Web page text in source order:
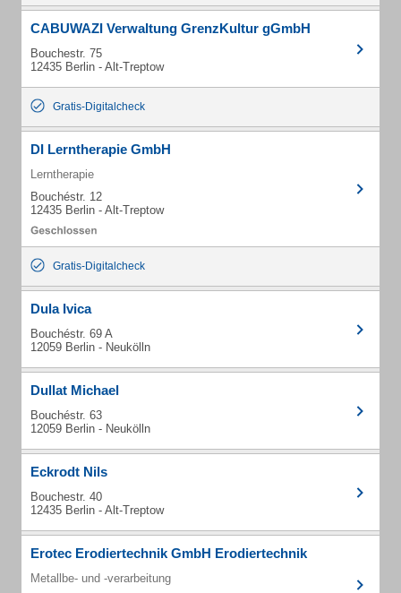
CABUWAZI Verwaltung GrenzKultur gGmbH
Bouchestr. 75
12435 Berlin - Alt-Treptow
Gratis-Digitalcheck
DI Lerntherapie GmbH
Lerntherapie
Bouchéstr. 12
12435 Berlin - Alt-Treptow
Gratis-Digitalcheck
Dula Ivica
Bouchéstr. 69 A
12059 Berlin - Neukölln
Dullat Michael
Bouchéstr. 63
12059 Berlin - Neukölln
Eckrodt Nils
Bouchestr. 40
12435 Berlin - Alt-Treptow
Erotec Erodiertechnik GmbH Erodiertechnik
Metallbe- und -verarbeitung